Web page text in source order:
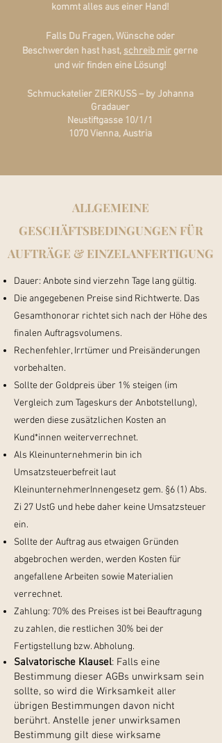
kommt alles aus einer Hand!
Falls Du Fragen, Wünsche oder
Beschwerden hast hast, schreib mir gerne
und wir finden eine Lösung!
Schmuckatelier ZIERKUSS – by Johanna
Gradauer
Neustiftgasse 10/1/1
1070 Vienna, Austria
ALLGEMEINE
GESCHÄFTSBEDINGUNGEN FÜR
AUFTRÄGE & EINZELANFERTIGUNG
Dauer: Anbote sind vierzehn Tage lang gültig.
Die angegebenen Preise sind Richtwerte. Das
Gesamthonorar richtet sich nach der Höhe des
finalen Auftragsvolumens.
Rechenfehler, Irrtümer und Preisänderungen
vorbehalten.
Sollte der Goldpreis über 1% steigen (im
Vergleich zum Tageskurs der Anbotstellung),
werden diese zusätzlichen Kosten an
Kund*innen weiterverrechnet.
Als Kleinunternehmerin bin ich
Umsatzsteuerbefreit laut
KleinunternehmerInnengesetz gem. §6 (1) Abs.
Zi 27 UstG und hebe daher keine Umsatzsteuer
ein.
Sollte der Auftrag aus etwaigen Gründen
abgebrochen werden, werden Kosten für
angefallene Arbeiten sowie Materialien
verrechnet.
Zahlung: 70% des Preises ist bei Beauftragung
zu zahlen, die restlichen 30% bei der
Fertigstellung bzw. Abholung.
Salvatorische Klausel: Falls eine
Bestimmung dieser AGBs unwirksam sein
sollte, so wird die Wirksamkeit aller
übrigen Bestimmungen davon nicht
berührt. Anstelle jener unwirksamen
Bestimmung gilt diese wirksame